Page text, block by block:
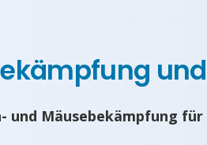
und Mäusebekämpfung